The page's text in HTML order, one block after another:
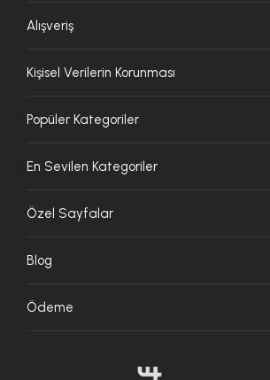
Alışveriş
Kişisel Verilerin Korunması
Popüler Kategoriler
En Sevilen Kategoriler
Özel Sayfalar
Blog
Ödeme